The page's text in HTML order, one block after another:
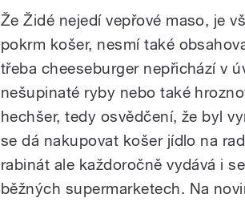
Že Židé nejedí vepřové maso, je
pokrm košer, nesmí také
třeba cheeseburger nepřichází v
nešupinaté ryby nebo také
hechšer, tedy osvědčení, že byl
se dá nakupovat košer jídlo na
rabinát ale každoročně vydává i
běžných supermarketech. Na